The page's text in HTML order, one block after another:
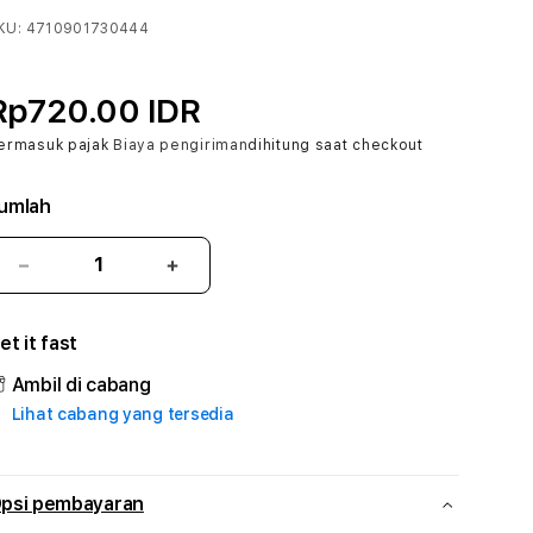
4710901730444
IDR
pajak Biaya pengirimandihitung saat checkout
Kurangi
jumlah
BOLAQIUQIU
:
True
Iconic
Digital
Tambah
jumlah
True
Iconic
it fast
Ambil di cabang
Lihat cabang yang tersedia
pembayaran